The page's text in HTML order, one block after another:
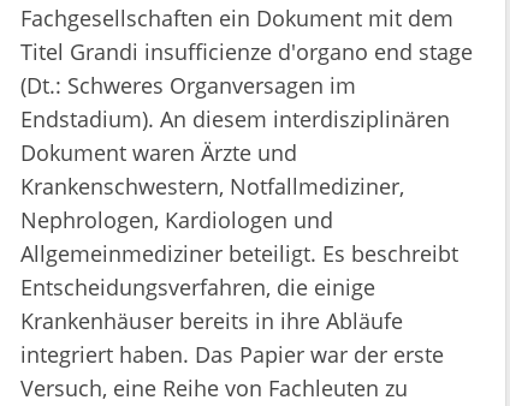
Fachgesellschaften ein Dokument mit dem
Titel Grandi insufficienze d'organo end stage
(Dt.: Schweres Organversagen im
Endstadium). An diesem interdisziplinären
Dokument waren Ärzte und
Krankenschwestern, Notfallmediziner,
Nephrologen, Kardiologen und
Allgemeinmediziner beteiligt. Es beschreibt
Entscheidungsverfahren, die einige
Krankenhäuser bereits in ihre Abläufe
integriert haben. Das Papier war der erste
Versuch, eine Reihe von Fachleuten zu